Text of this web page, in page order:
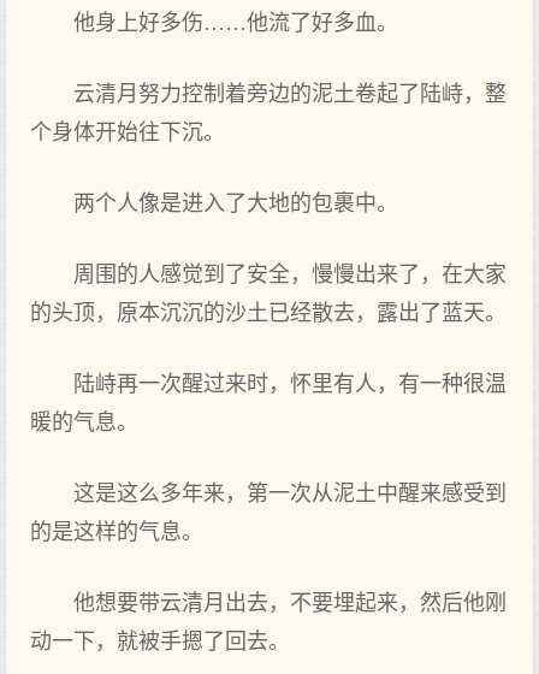
他身上好多伤……他流了好多血。
云清月努力控制着旁边的泥土卷起了陆峙，整
个身体开始往下沉。
两个人像是进入了大地的包裹中。
周围的人感觉到了安全，慢慢出来了，在大家
的头顶，原本沉沉的沙土已经散去，露出了蓝天。
陆峙再一次醒过来时，怀里有人，有一种很温
暖的气息。
这是这么多年来，第一次从泥土中醒来感受到
的是这样的气息。
他想要带云清月出去，不要埋起来，然后他刚
动一下，就被手摁了回去。